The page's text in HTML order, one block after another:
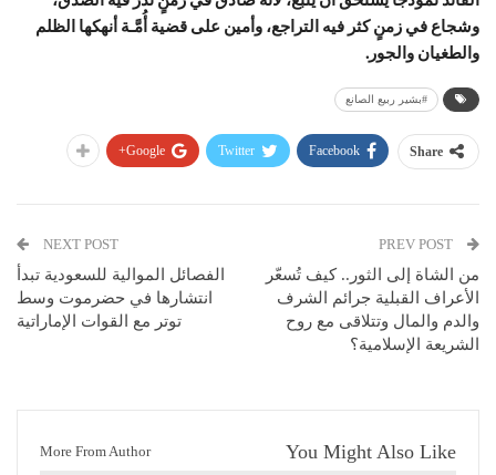
وشجاع في زمنٍ كثر فيه التراجع، وأمين على قضية أُمَّـة أنهكها الظلم
والطغيان والجور.
#بشير ربيع الصانع
Share
Facebook
Twitter
Google+
من الشاة إلى الثور.. كيف تُسعّر
الأعراف القبلية جرائم الشرف
والدم والمال وتتلاقى مع روح
الشريعة الإسلامية؟
NEXT POST
الفصائل الموالية للسعودية تبدأ
انتشارها في حضرموت وسط
توتر مع القوات الإماراتية
You Might Also Like
More From Author